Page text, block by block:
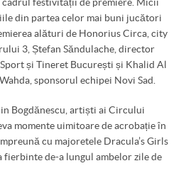
din partea celor mai buni jucători
alături de Honorius Circa, city
3, Ștefan Săndulache, director
și Tineret București și Khalid Al
sponsorul echipei Novi Sad.
Bogdănescu, artiști ai Circului
momente uimitoare de acrobație în
cu majoretele Dracula’s Girls
de-a lungul ambelor zile de